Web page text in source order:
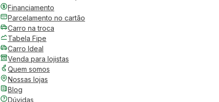
Financiamento
Parcelamento no cartão
Carro na troca
Tabela Fipe
Carro Ideal
Venda para lojistas
Quem somos
Nossas lojas
Blog
Dúvidas